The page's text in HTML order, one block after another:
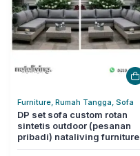
Furniture, Rumah Tangga, Sofa
DP set sofa custom rotan
sintetis outdoor (pesanan
pribadi) nataliving furniture